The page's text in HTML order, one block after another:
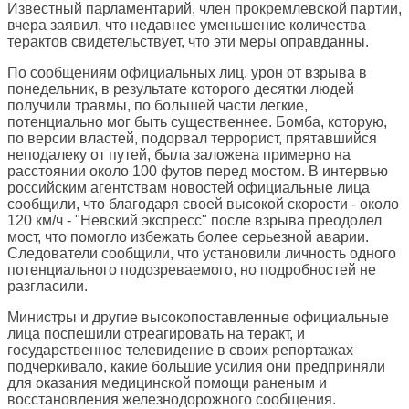
Известный парламентарий, член прокремлевской партии,
вчера заявил, что недавнее уменьшение количества
терактов свидетельствует, что эти меры оправданны.
По сообщениям официальных лиц, урон от взрыва в
понедельник, в результате которого десятки людей
получили травмы, по большей части легкие,
потенциально мог быть существеннее. Бомба, которую,
по версии властей, подорвал террорист, прятавшийся
неподалеку от путей, была заложена примерно на
расстоянии около 100 футов перед мостом. В интервью
российским агентствам новостей официальные лица
сообщили, что благодаря своей высокой скорости - около
120 км/ч - "Невский экспресс" после взрыва преодолел
мост, что помогло избежать более серьезной аварии.
Следователи сообщили, что установили личность одного
потенциального подозреваемого, но подробностей не
разгласили.
Министры и другие высокопоставленные официальные
лица поспешили отреагировать на теракт, и
государственное телевидение в своих репортажах
подчеркивало, какие большие усилия они предприняли
для оказания медицинской помощи раненым и
восстановления железнодорожного сообщения.